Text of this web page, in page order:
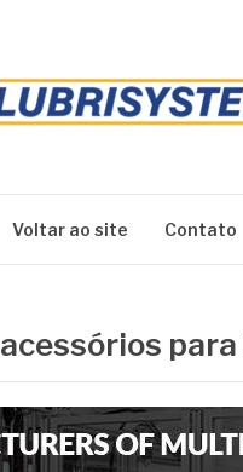
Voltar ao site Contato
acessórios